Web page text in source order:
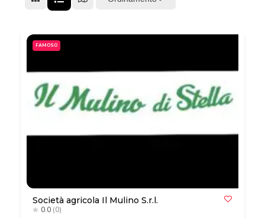
FAMOSO
Società agricola Il Mulino S.r.l.
0.0 (0)